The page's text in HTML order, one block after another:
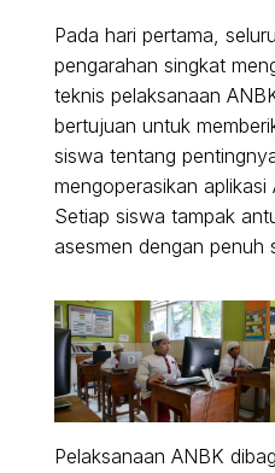
Pada hari pertama,
pengarahan singkat
teknis pelaksanaan
bertujuan untuk
siswa tentang
mengoperasikan
Setiap siswa tampak
asesmen dengan penuh
Pelaksanaan ANBK